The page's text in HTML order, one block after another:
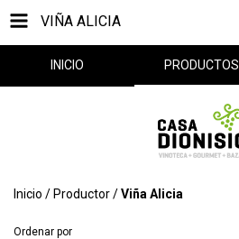
VIÑA ALICIA
INICIO PRODUCTOS
Inicio / Productor/Viña Alicia
Ordenar por